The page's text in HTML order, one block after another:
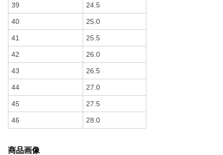
39 24.5
40 25.0
41 25.5
42 26.0
43 26.5
44 27.0
45 27.5
46 28.0
商品画像